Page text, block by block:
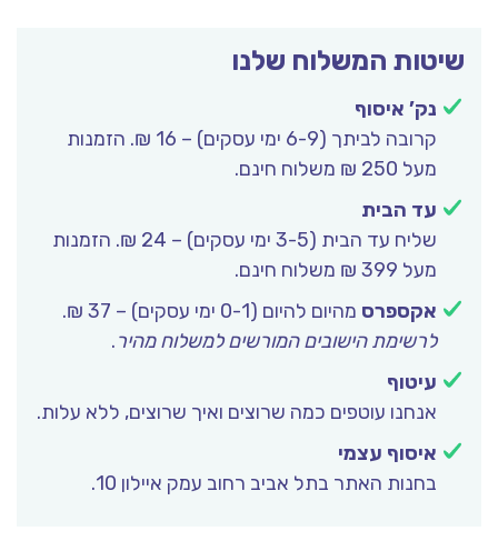
שיטות המשלוח שלנו
נק’ איסוף
קרובה לביתך (6-9 ימי עסקים) – 16 ₪. הזמנות
מעל 250 ₪ משלוח חינם.
עד הבית
שליח עד הבית (3-5 ימי עסקים) – 24 ₪. הזמנות
מעל 399 ₪ משלוח חינם.
אקספרס מהיום להיום (0-1 ימי עסקים) – 37 ₪.
לרשימת הישובים המורשים למשלוח מהיר.
עיטוף
אנחנו עוטפים כמה שרוצים ואיך שרוצים, ללא עלות.
איסוף עצמי
בחנות האתר בתל אביב רחוב עמק איילון 10.